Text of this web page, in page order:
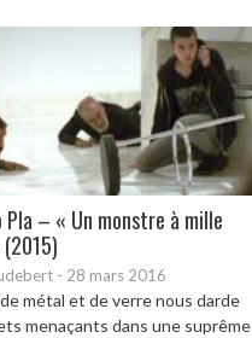
Pla – « Un monstre à mille
- 28 mars 2016
métal et de verre nous darde
menaçants dans une suprême